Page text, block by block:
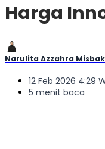
Harga
Narulita Azzahra
12 Feb 2026 4:29
5 menit baca